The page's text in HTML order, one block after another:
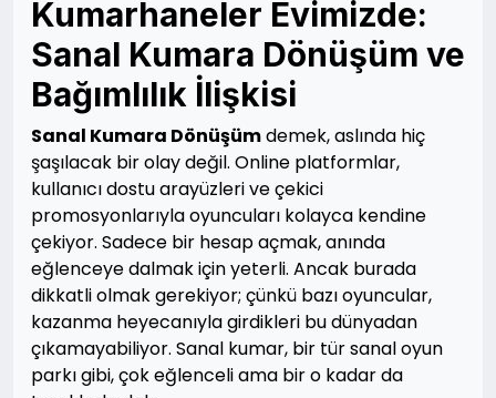
Kumarhaneler Evimizde:
Sanal Kumara Dönüşüm ve
Bağımlılık İlişkisi
Sanal Kumara Dönüşümdemek, aslında hiç
şaşılacak bir olay değil. Online platformlar,
kullanıcı dostu arayüzleri ve çekici
promosyonlarıyla oyuncuları kolayca kendine
çekiyor. Sadece bir hesap açmak, anında
eğlenceye dalmak için yeterli. Ancak burada
dikkatli olmak gerekiyor; çünkü bazı oyuncular,
kazanma heyecanıyla girdikleri bu dünyadan
çıkamayabiliyor. Sanal kumar, bir tür sanal oyun
parkı gibi, çok eğlenceli ama bir o kadar da